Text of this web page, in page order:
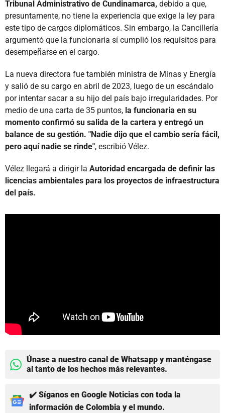
Tribunal Administrativo de Cundinamarca, debido a que,
presuntamente, no tiene la experiencia que exige la ley para
este tipo de cargos diplomáticos. Sin embargo, la Cancillería
argumentó que la funcionaria sí cumplió los requisitos para
desempeñarse en el cargo.
La nueva directora fue también ministra de Minas y Energía
y salió de su cargo en abril de 2023, luego de un escándalo
por intentar sacar a su hijo del país bajo irregularidades. Por
medio de una carta de 35 puntos, la funcionaria en su
momento confirmó su salida de la cartera y entregó un
balance de su gestión. "Nadie dijo que el cambio sería fácil,
pero aquí nadie se rinde", escribió Vélez.
Vélez llegará a dirigir la Autoridad encargada de definir las
licencias ambientales para los proyectos de infraestructura
del país.
Únase a nuestro canal de Whatsapp y manténgase
al tanto de los hechos más relevantes.
✔️ Síganos en Google Noticias con toda la
información de Colombia y el mundo.